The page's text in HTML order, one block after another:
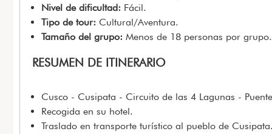
Nivel de dificultad: Fácil.
Tipo de tour: Cultural/Aventura.
Tamaño del grupo: Menos de 18 personas por grupo.
RESUMEN DE ITINERARIO
Cusco - Cusipata - Circuito de las 4 Lagunas -
Recogida en su hotel.
Traslado en transporte turístico al pueblo de